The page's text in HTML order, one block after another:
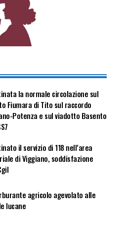
la normale circolazione sul
Fiumara di Tito sul raccordo
Potenza e sul viadotto Basento
il servizio di 118 nell’area
di Viggiano, soddisfazione
agricolo agevolato alle
lucane